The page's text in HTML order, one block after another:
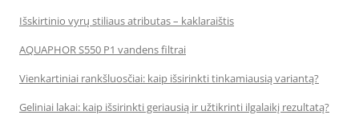
Išskirtinio vyrų stiliaus atributas – kaklaraištis
AQUAPHOR S550 P1 vandens filtrai
Vienkartiniai rankšluosčiai: kaip išsirinkti tinkamiausią variantą?
Geliniai lakai: kaip išsirinkti geriausią ir užtikrinti ilgalaikį rezultatą?